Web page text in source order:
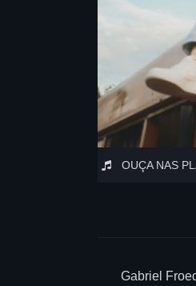
OUÇA NAS
Gabriel